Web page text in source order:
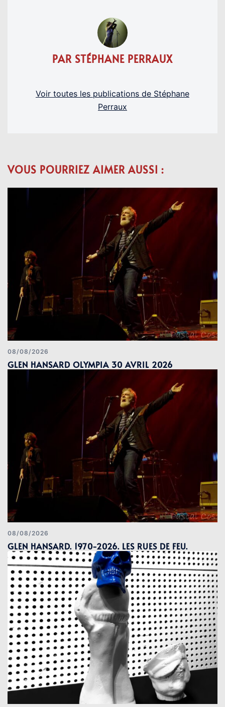
PAR STÉPHANE PERRAUX
Voir toutes les publications de Stéphane
Perraux
VOUS POURRIEZ AIMER AUSSI :
08/08/2026
GLEN HANSARD OLYMPIA 30 AVRIL 2026
08/08/2026
GLEN HANSARD. 1970-2026. LES RUES DE FEU.